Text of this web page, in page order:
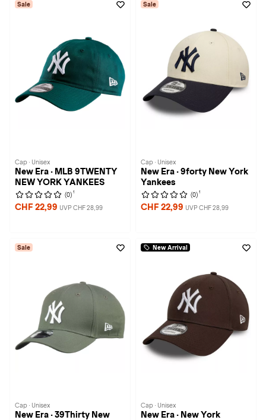
Sale
Cap · Unisex
New Era · MLB 9TWENTY
NEW YORK YANKEES
(0) 1
CHF 22,99 UVP CHF 28,99
Sale
Cap · Unisex
New Era · 9forty New York
Yankees
(0) 1
CHF 22,99 UVP CHF 28,99
Sale
Cap · Unisex
New Era · 39Thirty New
New Arrival
Cap · Unisex
New Era · New York